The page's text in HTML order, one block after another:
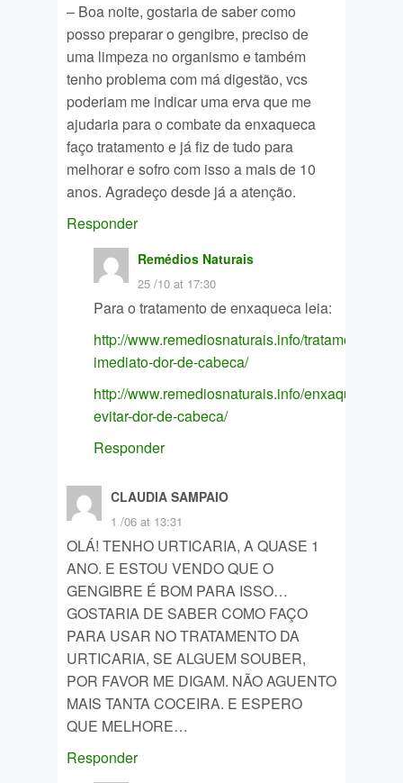
– Boa noite, gostaria de saber como
posso preparar o gengibre, preciso de
uma limpeza no organismo e também
tenho problema com má digestão, vcs
poderiam me indicar uma erva que me
ajudaria para o combate da enxaqueca
faço tratamento e já fiz de tudo para
melhorar e sofro com isso a mais de 10
anos. Agradeço desde já a atenção.
Responder
Remédios Naturais
25 /10 at 17:30
Para o tratamento de enxaqueca leia:
http://www.remediosnaturais.info/tratamento/
imediato-dor-de-cabeca/
http://www.remediosnaturais.info/enxaqueca/
evitar-dor-de-cabeca/
Responder
CLAUDIA SAMPAIO
1 /06 at 13:31
OLÁ! TENHO URTICARIA, A QUASE 1
ANO. E ESTOU VENDO QUE O
GENGIBRE É BOM PARA ISSO…
GOSTARIA DE SABER COMO FAÇO
PARA USAR NO TRATAMENTO DA
URTICARIA, SE ALGUEM SOUBER,
POR FAVOR ME DIGAM. NÃO AGUENTO
MAIS TANTA COCEIRA. E ESPERO
QUE MELHORE…
Responder